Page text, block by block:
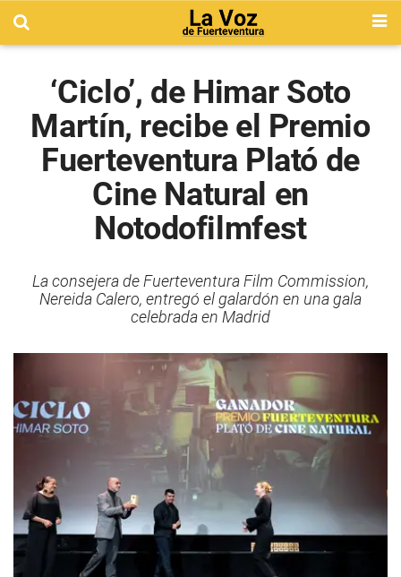
‘Ciclo’, de Himar Soto
Martín, recibe el Premio
Fuerteventura Plató de
Cine Natural en
Notodofilmfest
La consejera de Fuerteventura Film Commission,
Nereida Calero, entregó el galardón en una gala
celebrada en Madrid